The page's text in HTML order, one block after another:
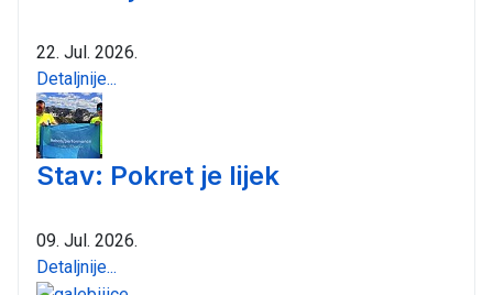
22. Jul. 2026.
Detaljnije...
Stav: Pokret je lijek
09. Jul. 2026.
Detaljnije...